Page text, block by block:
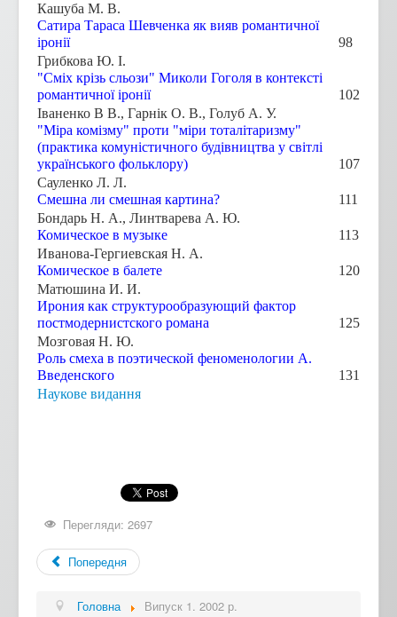
Кашуба М. В.
Сатира Тараса Шевченка як вияв романтичної
іронії
98
Грибкова Ю. I.
"Сміх крізь сльози" Миколи Гоголя в контексті
романтичної iронії
102
Iваненко В В., Гарнік О. В., Голуб А. У.
"Міра комізму" проти "міри тоталітаризму"
(практика комуністичного будівництва у світлі
українського фольклору)
107
Сауленко Л. Л.
Смешна ли смешная картина?
111
Бондарь Н. А., Линтварева А. Ю.
Комическое в музыке
113
Иванова-Гергиевская Н. А.
Комическое в балете
120
Матюшина И. И.
Ирония как структурообразующий фактор
постмодернистского романа
125
Мозговая Н. Ю.
Роль смеха в поэтической феноменологии А.
Введенского
131
Наукове видання
Перегляди: 2697
Попередня
Головна Випуск 1. 2002 р.